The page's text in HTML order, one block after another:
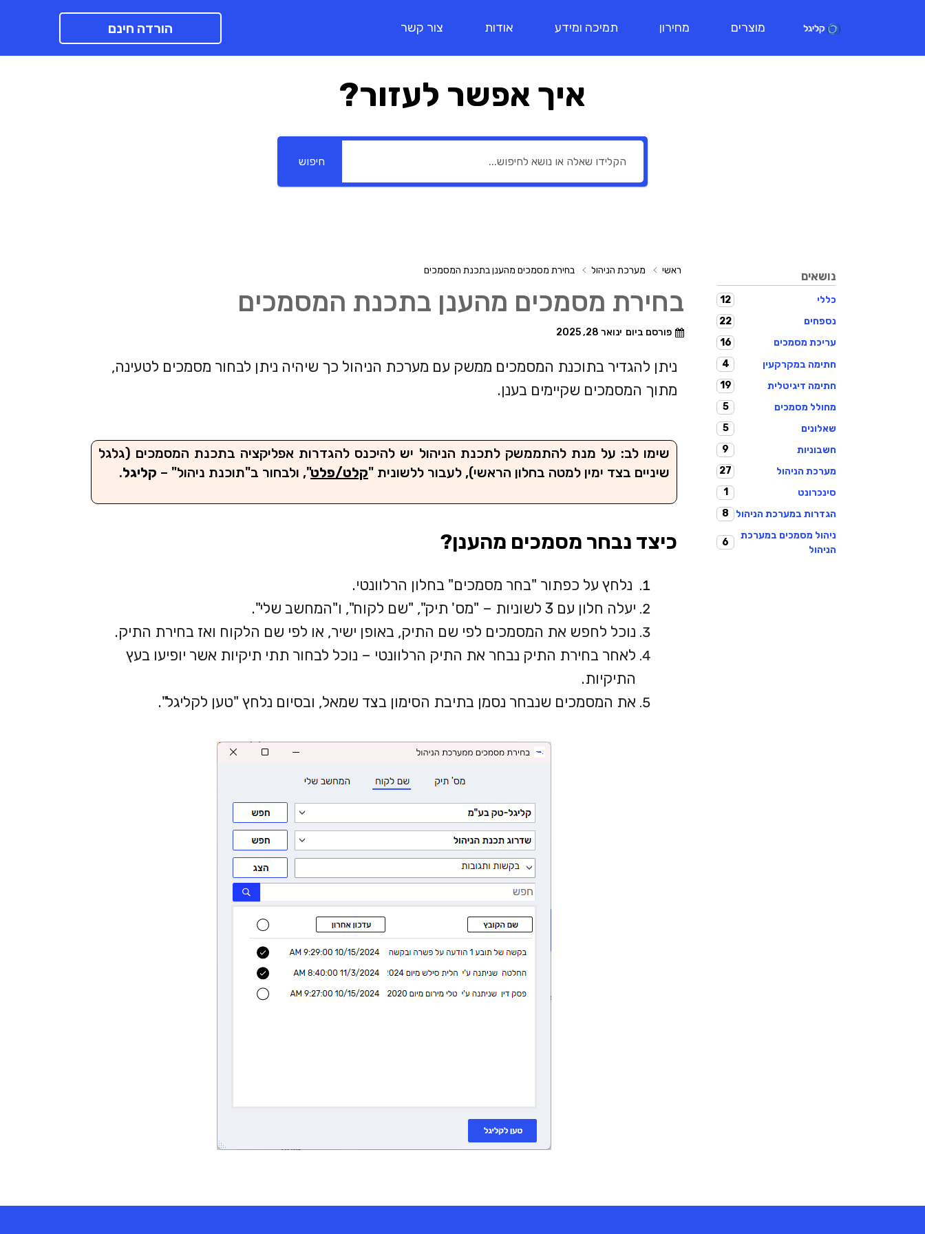
מוצרים מחירון תמיכה ומידע אודות צור קשר הורדה חינם
איך אפשר לעזור?
חיפוש
נושאים
כללי
12
נספחים
22
עריכת מסמכים
16
חתימה במקרקעין
4
חתימה דיגיטלית
19
מחולל מסמכים
5
שאלונים
5
חשבוניות
9
מערכת הניהול
27
סינכרונט
1
הגדרות במערכת הניהול
8
ניהול מסמכים במערכת
הניהול
6
ראשי מערכת הניהול בחירת מסמכים מהענן בתכנת המסמכים
בחירת מסמכים מהענן בתכנת המסמכים
פורסם ביום ינואר 28, 2025
ניתן להגדיר בתוכנת המסמכים ממשק עם מערכת הניהול כך שיהיה ניתן לבחור מסמכים לטעינה,
מתוך המסמכים שקיימים בענן.
שימו לב: על מנת להתממשק לתכנת הניהול יש להיכנס להגדרות אפליקציה בתכנת המסמכים (גלגל
שיניים בצד ימין למטה בחלון הראשי), לעבור ללשונית "קלט/פלט", ולבחור ב"תוכנת ניהול" – קליגל.
כיצד נבחר מסמכים מהענן?
נלחץ על כפתור "בחר מסמכים" בחלון הרלוונטי.
יעלה חלון עם 3 לשוניות – "מס' תיק", "שם לקוח", ו"המחשב שלי".
נוכל לחפש את המסמכים לפי שם התיק, באופן ישיר, או לפי שם הלקוח ואז בחירת התיק.
לאחר בחירת התיק נבחר את התיק הרלוונטי – נוכל לבחור תתי תיקיות אשר יופיעו בעץ
התיקיות.
את המסמכים שנבחר נסמן בתיבת הסימון בצד שמאל, ובסיום נלחץ "טען לקליגל".